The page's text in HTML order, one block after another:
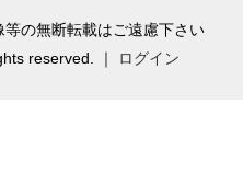
の無断転載はご遠慮下さい
reserved. ｜
ログイン